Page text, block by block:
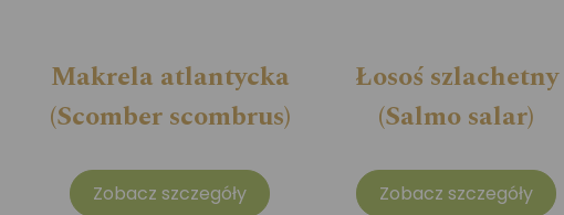
Makrela atlantycka
(Scomber scombrus)
Zobacz szczegóły
Łosoś szlachetny
(Salmo salar)
Zobacz szczegóły